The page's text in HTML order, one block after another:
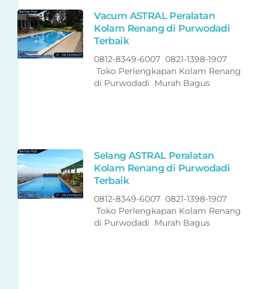
Vacum ASTRAL Peralatan
Kolam Renang di Purwodadi
Terbaik
0812-8349-6007 0821-1398-1907
Toko Perlengkapan Kolam Renang
di Purwodadi Murah Bagus
Selang ASTRAL Peralatan
Kolam Renang di Purwodadi
Terbaik
0812-8349-6007 0821-1398-1907
Toko Perlengkapan Kolam Renang
di Purwodadi Murah Bagus